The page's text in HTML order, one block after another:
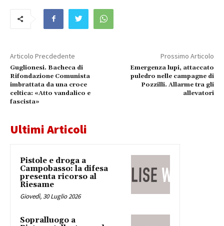
Articolo Precdedente
Guglionesi. Bacheca di
Rifondazione Comunista
imbrattata da una croce
celtica: «Atto vandalico e
fascista»
Prossimo Articolo
Emergenza lupi, attaccato
puledro nelle campagne di
Pozzilli. Allarme tra gli
allevatori
Ultimi Articoli
Pistole e droga a
Campobasso: la difesa
presenta ricorso al
Riesame
Giovedì, 30 Luglio 2026
Sopralluogo a